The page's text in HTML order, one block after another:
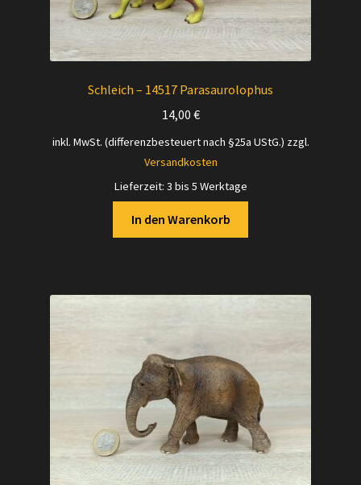
Schleich – 14517 Parasaurolophus
14,00 €
inkl. MwSt. (differenzbesteuert nach §25a UStG.) zzgl.
Versandkosten
Lieferzeit: 3 bis 5 Werktage
In den Warenkorb